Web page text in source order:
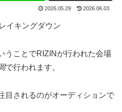
2026.05.29 2026.06.03
イキングダウン
うことでRIZINが行われた会場
で行われます。
目されるのがオーディションで